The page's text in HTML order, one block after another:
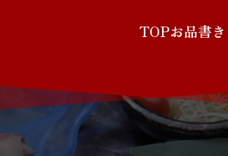
TOPお品書き